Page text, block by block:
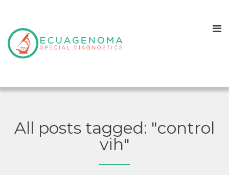
All posts tagged: "control
vih"